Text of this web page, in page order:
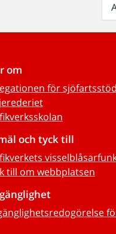
om
för sjöfartsstöd
och tyck till
till om webbplatsen